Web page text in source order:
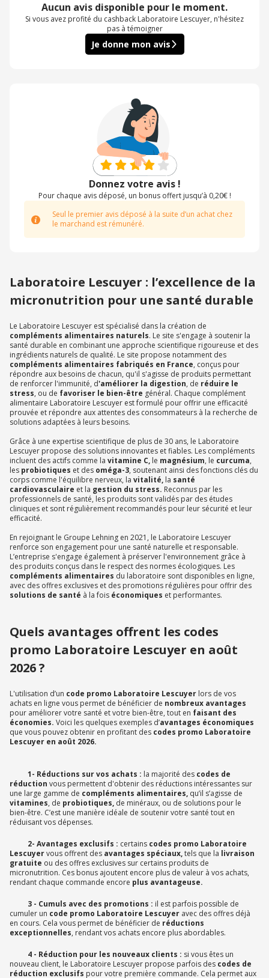
Aucun avis disponible pour le moment.
Si vous avez profité du cashback Laboratoire Lescuyer, n'hésitez
pas à témoigner
Je donne mon avis
Donnez votre avis !
Pour chaque avis déposé, un bonus offert jusqu’à 0,20€ !
Seul le premier avis déposé à la suite d’un achat chez
le marchand est rémunéré.
Laboratoire Lescuyer : l’excellence de la
micronutrition pour une santé durable
Le Laboratoire Lescuyer est spécialisé dans la création de
compléments alimentaires naturels. Le site s'engage à soutenir la
santé durable en combinant une approche scientifique rigoureuse et des
ingrédients naturels de qualité. Le site propose notamment des
compléments alimentaires fabriqués en France, conçus pour
répondre aux besoins de chacun, qu'il s'agisse de produits permettant
de renforcer l'immunité, d'améliorer la digestion, de réduire le
stress, ou de favoriser le bien-être général. Chaque complément
alimentaire Laboratoire Lescuyer est formulé pour offrir une efficacité
prouvée et répondre aux attentes des consommateurs à la recherche de
solutions adaptées à leurs besoins.
Grâce à une expertise scientifique de plus de 30 ans, le Laboratoire
Lescuyer propose des solutions innovantes et fiables. Les compléments
incluent des actifs comme la vitamine C, le magnésium, le curcuma,
les probiotiques et des oméga-3, soutenant ainsi des fonctions clés du
corps comme l'équilibre nerveux, la vitalité, la santé
cardiovasculaire et la gestion du stress. Reconnus par les
professionnels de santé, les produits sont validés par des études
cliniques et sont régulièrement recommandés pour leur sécurité et leur
efficacité.
En rejoignant le Groupe Lehning en 2021, le Laboratoire Lescuyer
renforce son engagement pour une santé naturelle et responsable.
L’entreprise s'engage également à préserver l'environnement grâce à
des produits conçus dans le respect des normes écologiques. Les
compléments alimentaires du laboratoire sont disponibles en ligne,
avec des offres exclusives et des promotions régulières pour offrir des
solutions de santé à la fois économiques et performantes.
Quels avantages offrent les codes
promo Laboratoire Lescuyer en août
2026 ?
L'utilisation d’un code promo Laboratoire Lescuyer lors de vos
achats en ligne vous permet de bénéficier de nombreux avantages
pour améliorer votre santé et votre bien-être, tout en faisant des
économies. Voici les quelques exemples d’avantages économiques
que vous pouvez obtenir en profitant des codes promo Laboratoire
Lescuyer en août 2026.
1- Réductions sur vos achats : la majorité des codes de
réduction vous permettent d'obtenir des réductions intéressantes sur
une large gamme de compléments alimentaires, qu’il s’agisse de
vitamines, de probiotiques, de minéraux, ou de solutions pour le
bien-être. C’est une manière idéale de soutenir votre santé tout en
réduisant vos dépenses.
2- Avantages exclusifs : certains codes promo Laboratoire
Lescuyervous offrent des avantages spéciaux,tels que la livraison
gratuite ou des offres exclusives sur certains produits de
micronutrition. Ces bonus ajoutent encore plus de valeur à vos achats,
rendant chaque commande encore plus avantageuse.
3 - Cumuls avec des promotions : il est parfois possible de
cumuler un code promo Laboratoire Lescuyer avec des offres déjà
en cours. Cela vous permet de bénéficier de réductions
exceptionnelles, rendant vos achats encore plus abordables.
4 - Réduction pour les nouveaux clients : si vous êtes un
nouveau client, le Laboratoire Lescuyer propose parfois des codes de
réduction exclusifs pour votre première commande. Cela permet aux